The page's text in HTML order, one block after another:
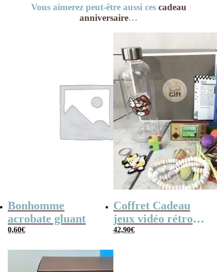
Vous aimerez peut-être aussi ces cadeau
anniversaire…
Bonhomme
acrobate gluant
0,60€
Coffret Cadeau
jeux vidéo rétro
(avec sa console de
42,90€